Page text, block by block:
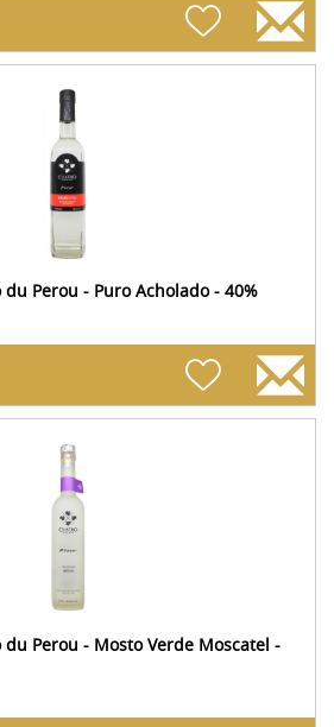
Perou - Puro Acholado - 40%
du Perou - Mosto Verde Moscatel -